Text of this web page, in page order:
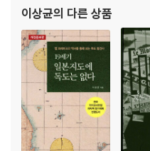
국경 하천으로서의 론강
오늘날의 강: 론강으로부터 라인
II. 파리, 일드프랑스, 그리고 파리
파리 분지가 갖는 우선권
그런데 왜 파리인가?
III. 본질적인 검증: 국경
이상균의 다른 상품